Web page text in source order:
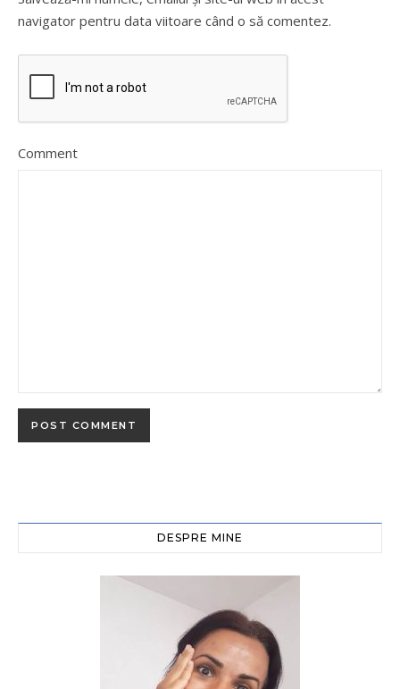
navigator pentru data viitoare când o să comentez.
Comment
DESPRE MINE